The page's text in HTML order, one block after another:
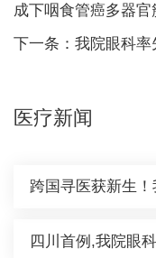
成下咽食管癌多器官
下一条：我院眼科
医疗新闻
跨国寻医获新生
四川首例,我院眼